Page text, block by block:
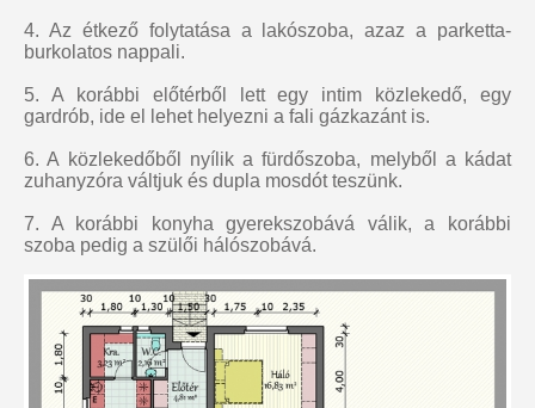
4. Az étkező folytatása a lakószoba, azaz a parketta-
burkolatos nappali.
5. A korábbi előtérből lett egy intim közlekedő, egy
gardrób, ide el lehet helyezni a fali gázkazánt is.
6. A közlekedőből nyílik a fürdőszoba, melyből a kádat
zuhanyzóra váltjuk és dupla mosdót teszünk.
7. A korábbi konyha gyerekszobává válik, a korábbi
szoba pedig a szülői hálószobává.